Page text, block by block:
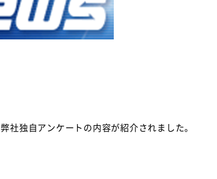
社独自アンケートの内容が紹介されました。